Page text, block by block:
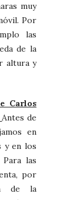
muy
Por
las
de la
altura y
Carlos
Antes de
en
y en los
las
por
de la